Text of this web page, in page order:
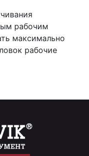
рабочим
максимально
рабочие